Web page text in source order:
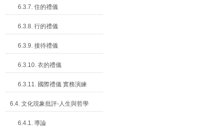
6.3.7. 住的禮儀
6.3.8. 行的禮儀
6.3.9. 接待禮儀
6.3.10. 衣的禮儀
6.3.11. 國際禮儀 實務演練
6.4. 文化現象批評-人生與哲學
6.4.1. 導論